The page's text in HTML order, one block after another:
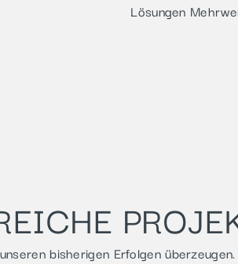
Lösungen
bisherigen Erfolgen